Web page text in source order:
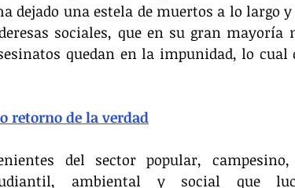
dejado una estela de muertos a lo largo
sociales, que en su gran mayoría
quedan en la impunidad, lo cual
retorno de la verdad
del sector popular, campesino,
ambiental y social que